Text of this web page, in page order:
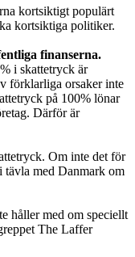
kortsiktigt populärt
kortsiktiga politiker.
finanserna.
i skattetryck är
förklarliga orsaker inte
på 100% lönar
Därför är
Om inte det för
tävla med Danmark om
håller med om speciellt
The Laffer